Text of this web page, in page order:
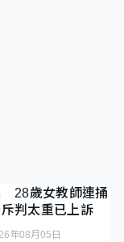
28歲女教師連捅
判太重已上訴
年08月05日